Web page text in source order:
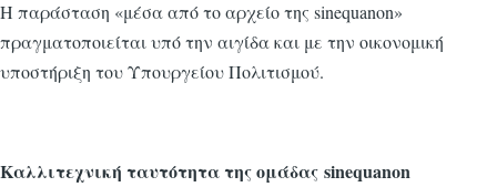
Η παράσταση «μέσα από το αρχείο της sinequanon»
πραγματοποιείται υπό την αιγίδα και με την οικονομική
υποστήριξη του Υπουργείου Πολιτισμού.
Καλλιτεχνική ταυτότητα της ομάδας sinequanon